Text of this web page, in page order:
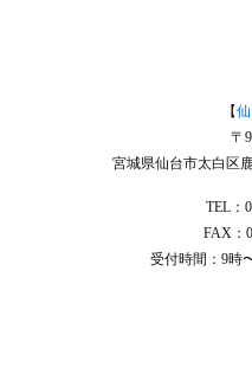
【
〒
宮城県仙台市太白区
TEL：
FAX：
受付時間：9時